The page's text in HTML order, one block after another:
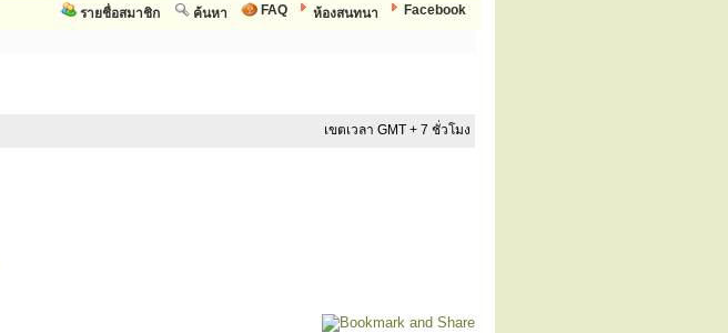
Facebook
ห้องสนทนา
FAQ
ค้นหา
รายชื่อสมาชิก
เขตเวลา GMT + 7 ชั่วโมง